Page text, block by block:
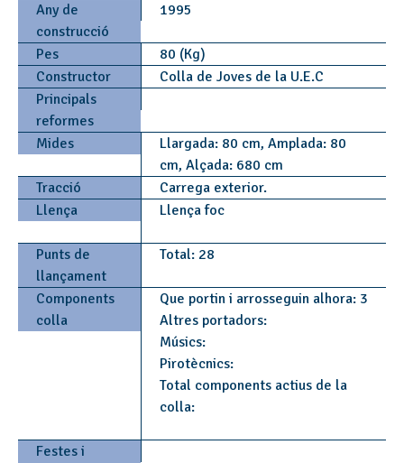
Any de
construcció
1995
Pes
80 (Kg)
Constructor
Colla de Joves de la U.E.C
Principals
reformes
Mides
Llargada: 80 cm, Amplada: 80
cm, Alçada: 680 cm
Tracció
Carrega exterior.
Llença
Llença foc
Punts de
llançament
Total: 28
Components
colla
Que portin i arrosseguin alhora: 3
Altres portadors:
Músics:
Pirotècnics:
Total components actius de la
colla:
Festes i